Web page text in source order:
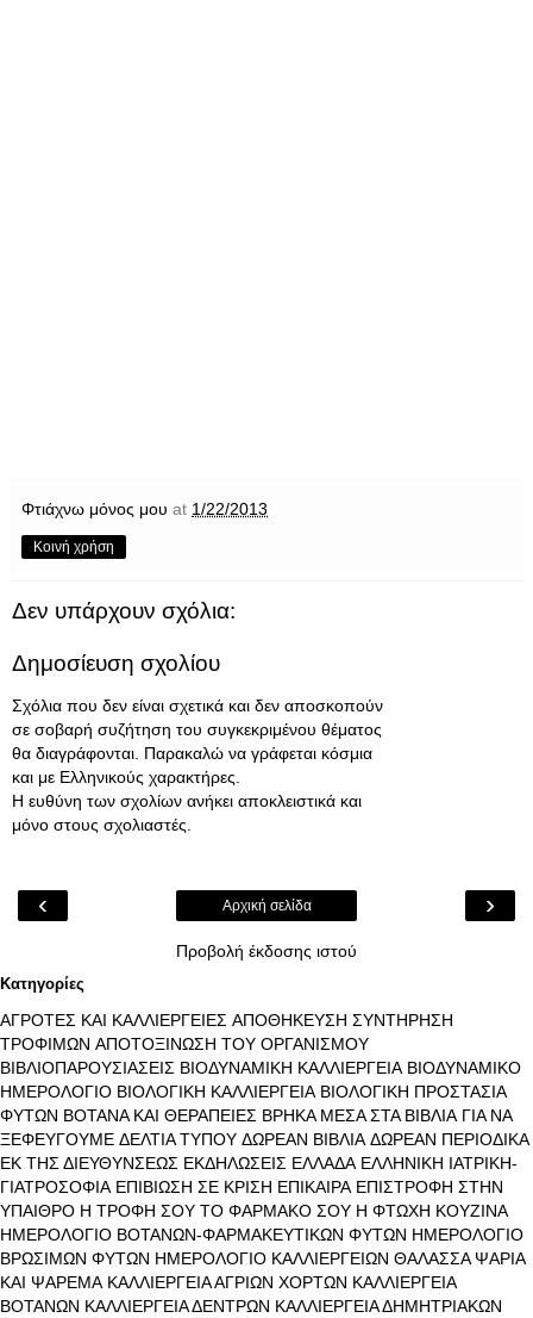
Φτιάχνω μόνος μου at 1/22/2013
Κοινή χρήση
Δεν υπάρχουν σχόλια:
Δημοσίευση σχολίου
Σχόλια που δεν είναι σχετικά και δεν αποσκοπούν
σε σοβαρή συζήτηση του συγκεκριμένου θέματος
θα διαγράφονται. Παρακαλώ να γράφεται κόσμια
και με Ελληνικούς χαρακτήρες.
Η ευθύνη των σχολίων ανήκει αποκλειστικά και
μόνο στους σχολιαστές.
‹ ›
Αρχική σελίδα
Προβολή έκδοσης ιστού
Κατηγορίες
ΑΓΡΟΤΕΣ ΚΑΙ ΚΑΛΛΙΕΡΓΕΙΕΣ ΑΠΟΘΗΚΕΥΣΗ ΣΥΝΤΗΡΗΣΗ
ΤΡΟΦΙΜΩΝ ΑΠΟΤΟΞΙΝΩΣΗ ΤΟΥ ΟΡΓΑΝΙΣΜΟΥ
ΒΙΒΛΙΟΠΑΡΟΥΣΙΑΣΕΙΣ ΒΙΟΔΥΝΑΜΙΚΗ ΚΑΛΛΙΕΡΓΕΙΑ ΒΙΟΔΥΝΑΜΙΚΟ
ΗΜΕΡΟΛΟΓΙΟ ΒΙΟΛΟΓΙΚΗ ΚΑΛΛΙΕΡΓΕΙΑ ΒΙΟΛΟΓΙΚΗ ΠΡΟΣΤΑΣΙΑ
ΦΥΤΩΝ ΒΟΤΑΝΑ ΚΑΙ ΘΕΡΑΠΕΙΕΣ ΒΡΗΚΑ ΜΕΣΑ ΣΤΑ ΒΙΒΛΙΑ ΓΙΑ ΝΑ
ΞΕΦΕΥΓΟΥΜΕ ΔΕΛΤΙΑ ΤΥΠΟΥ ΔΩΡΕΑΝ ΒΙΒΛΙΑ ΔΩΡΕΑΝ ΠΕΡΙΟΔΙΚΑ
ΕΚ ΤΗΣ ΔΙΕΥΘΥΝΣΕΩΣ ΕΚΔΗΛΩΣΕΙΣ ΕΛΛΑΔΑ ΕΛΛΗΝΙΚΗ ΙΑΤΡΙΚΗ-
ΓΙΑΤΡΟΣΟΦΙΑ ΕΠΙΒΙΩΣΗ ΣΕ ΚΡΙΣΗ ΕΠΙΚΑΙΡΑ ΕΠΙΣΤΡΟΦΗ ΣΤΗΝ
ΥΠΑΙΘΡΟ Η ΤΡΟΦΗ ΣΟΥ ΤΟ ΦΑΡΜΑΚΟ ΣΟΥ Η ΦΤΩΧΗ ΚΟΥΖΙΝΑ
ΗΜΕΡΟΛΟΓΙΟ ΒΟΤΑΝΩΝ-ΦΑΡΜΑΚΕΥΤΙΚΩΝ ΦΥΤΩΝ ΗΜΕΡΟΛΟΓΙΟ
ΒΡΩΣΙΜΩΝ ΦΥΤΩΝ ΗΜΕΡΟΛΟΓΙΟ ΚΑΛΛΙΕΡΓΕΙΩΝ ΘΑΛΑΣΣΑ ΨΑΡΙΑ
ΚΑΙ ΨΑΡΕΜΑ ΚΑΛΛΙΕΡΓΕΙΑ ΑΓΡΙΩΝ ΧΟΡΤΩΝ ΚΑΛΛΙΕΡΓΕΙΑ
ΒΟΤΑΝΩΝ ΚΑΛΛΙΕΡΓΕΙΑ ΔΕΝΤΡΩΝ ΚΑΛΛΙΕΡΓΕΙΑ ΔΗΜΗΤΡΙΑΚΩΝ